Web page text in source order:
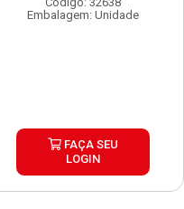
Embalagem: Unidade
FAÇA SEU
LOGIN